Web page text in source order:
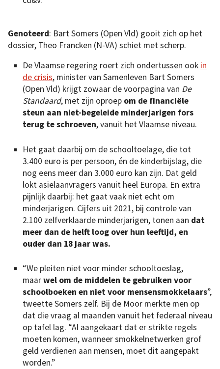
Genoteerd: Bart Somers (Open Vld) gooit zich op het
dossier, Theo Francken (N-VA) schiet met scherp.
De Vlaamse regering roert zich ondertussen ook in
de crisis, minister van Samenleven Bart Somers
(Open Vld) krijgt zowaar de voorpagina van De
Standaard, met zijn oproep om de financiële
steun aan niet-begeleide minderjarigen fors
terug te schroeven, vanuit het Vlaamse niveau.
Het gaat daarbij om de schooltoelage, die tot
3.400 euro is per persoon, én de kinderbijslag, die
nog eens meer dan 3.000 euro kan zijn. Dat geld
lokt asielaanvragers vanuit heel Europa. En extra
pijnlijk daarbij: het gaat vaak niet echt om
minderjarigen. Cijfers uit 2021, bij controle van
2.100 zelfverklaarde minderjarigen, tonen aan dat
meer dan de helft loog over hun leeftijd, en
ouder dan 18 jaar was.
“We pleiten niet voor minder schooltoeslag,
maarwel om de middelen te gebruiken voor
schoolboeken en niet voor mensensmokkelaars”,
tweette Somers zelf. Bij de Moor merkte men op
dat die vraag al maanden vanuit het federaal niveau
op tafel lag. “Al aangekaart dat er strikte regels
moeten komen, wanneer smokkelnetwerken grof
geld verdienen aan mensen, moet dit aangepakt
worden.”